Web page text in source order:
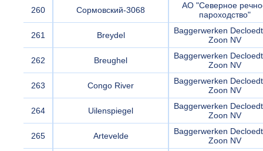
260 Сормовский-3068
АО "Северное
пароходство"
261 Breydel
Baggerwerken
Zoon NV
262 Breughel
Baggerwerken
Zoon NV
263 Congo River
Baggerwerken
Zoon NV
264 Uilenspiegel
Baggerwerken
Zoon NV
265 Artevelde
Baggerwerken
Zoon NV